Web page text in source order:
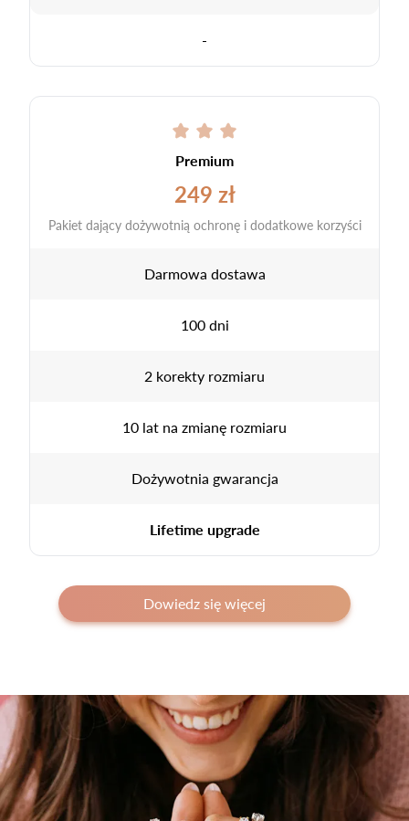
-
Premium
249 zł
Pakiet dający dożywotnią ochronę i dodatkowe korzyści
Darmowa dostawa
100 dni
2 korekty rozmiaru
10 lat na zmianę rozmiaru
Dożywotnia gwarancja
Lifetime upgrade
Dowiedz się więcej